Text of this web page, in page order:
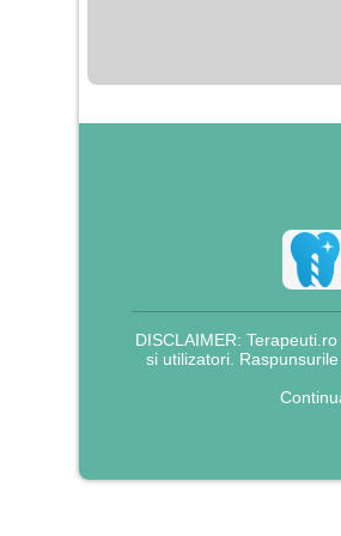
pentru bani.
DISCLAIMER:
si utilizatori.